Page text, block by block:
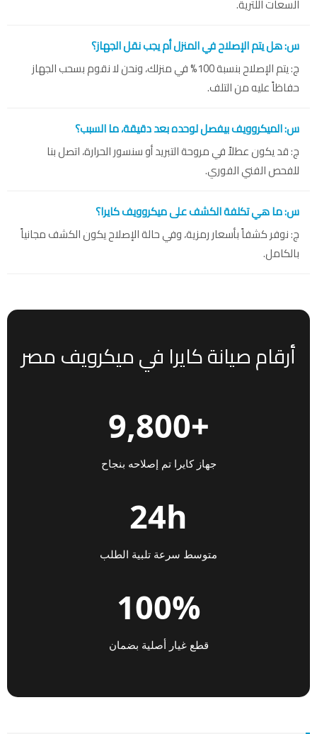
السعات اللترية.
س: هل يتم الإصلاح في المنزل أم يجب نقل الجهاز؟
ج: يتم الإصلاح بنسبة 100% في منزلك، ونحن لا نقوم بسحب الجهاز
حفاظاً عليه من التلف.
س: الميكروويف بيفصل لوحده بعد دقيقة، ما السبب؟
ج: قد يكون عطلاً في مروحة التبريد أو سنسور الحرارة، اتصل بنا
للفحص الفني الفوري.
س: ما هي تكلفة الكشف على ميكروويف كايرا؟
ج: نوفر كشفاً بأسعار رمزية، وفي حالة الإصلاح يكون الكشف مجانياً
بالكامل.
أرقام صيانة كايرا في ميكرويف مصر
+9,800
جهاز كايرا تم إصلاحه بنجاح
24h
متوسط سرعة تلبية الطلب
100%
قطع غيار أصلية بضمان